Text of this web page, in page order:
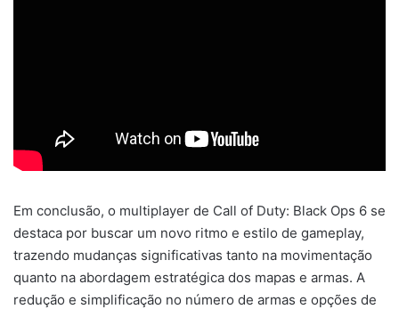
Em conclusão, o multiplayer de Call of Duty: Black Ops 6 se
destaca por buscar um novo ritmo e estilo de gameplay,
trazendo mudanças significativas tanto na movimentação
quanto na abordagem estratégica dos mapas e armas. A
redução e simplificação no número de armas e opções de